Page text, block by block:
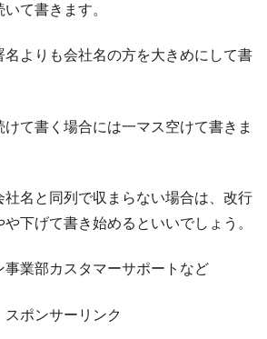
て書きます。
名よりも会社名の方を大きめにして書
けて書く場合には一マス空けて書きま
社名と同列で収まらない場合は、改行
下げて書き始めるといいでしょう。
事業部カスタマーサポートなど
スポンサーリンク